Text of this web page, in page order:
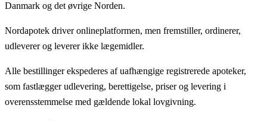
Danmark og det øvrige Norden.
Nordapotek driver onlineplatformen, men fremstiller, ordinerer,
udleverer og leverer ikke lægemidler.
Alle bestillinger ekspederes af uafhængige registrerede apoteker,
som fastlægger udlevering, berettigelse, priser og levering i
overensstemmelse med gældende lokal lovgivning.